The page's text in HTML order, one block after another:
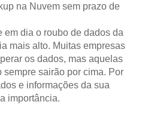
na Nuvem sem prazo de
em dia o roubo de dados da
mais alto. Muitas empresas
os dados, mas aquelas
sempre sairão por cima. Por
e informações da sua
importância.